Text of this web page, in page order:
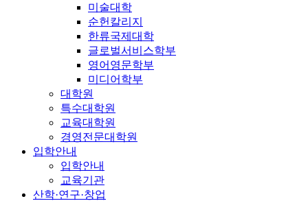
미술대학
순헌칼리지
한류국제대학
글로벌서비스학부
영어영문학부
미디어학부
대학원
특수대학원
교육대학원
경영전문대학원
입학안내
입학안내
교육기관
산학·연구·창업